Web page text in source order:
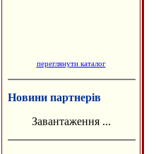
переглянути каталог
Новини партнерів
Завантаження ...